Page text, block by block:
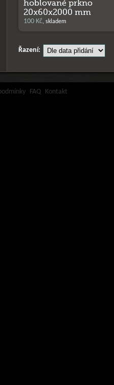
hoblované prkno
20x60x2000 mm
100 Kč, skladem
Řazení:
FAQ Kontakt